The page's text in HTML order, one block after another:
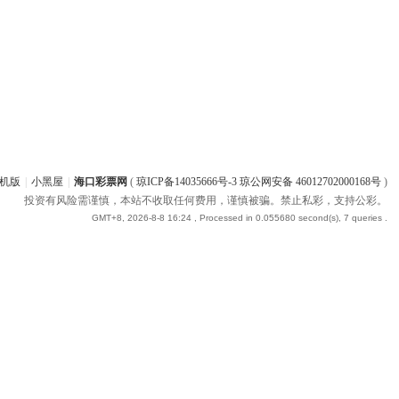
版 小黑屋 海口彩票网 ( 琼ICP备14035666号-3 琼公网安备 46012702000168号)
投资有风险需谨慎，本站不收取任何费用，谨慎被骗。禁止私彩，支持公彩。
GMT+8, 2026-8-8 16:24, Processed in 0.055680 second(s), 7 queries .